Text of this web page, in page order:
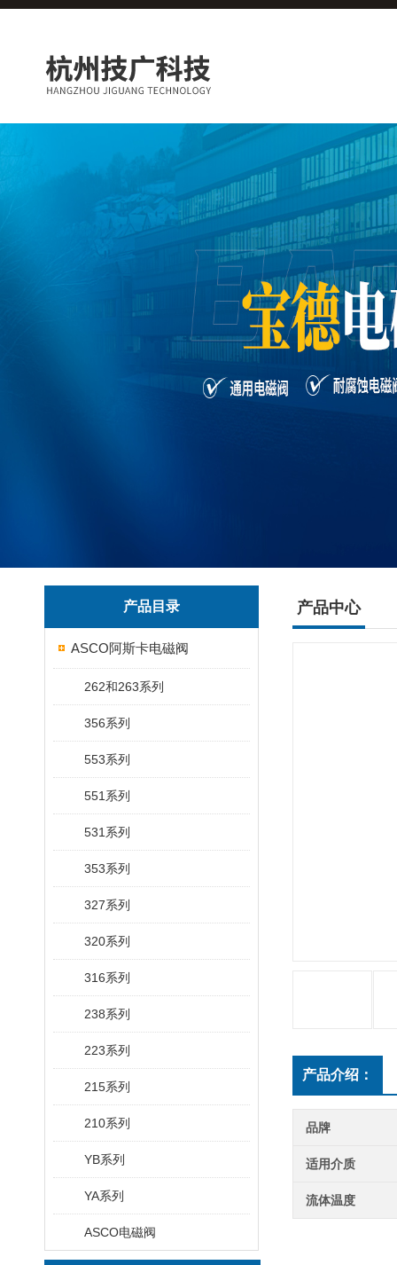
产品目录
ASCO阿斯卡电磁阀
262和263系列
356系列
553系列
551系列
531系列
353系列
327系列
320系列
316系列
238系列
223系列
215系列
210系列
YB系列
YA系列
ASCO电磁阀
产品中心
产品介绍：
品牌
适用介质
流体温度